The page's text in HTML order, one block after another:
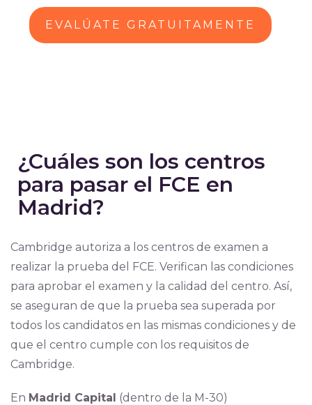
EVALÚATE GRATUITAMENTE
¿Cuáles son los centros
para pasar el FCE en
Madrid?
Cambridge autoriza a los centros de examen a
realizar la prueba del FCE. Verifican las condiciones
para aprobar el examen y la calidad del centro. Así,
se aseguran de que la prueba sea superada por
todos los candidatos en las mismas condiciones y de
que el centro cumple con los requisitos de
Cambridge.
En Madrid Capital (dentro de la M-30)